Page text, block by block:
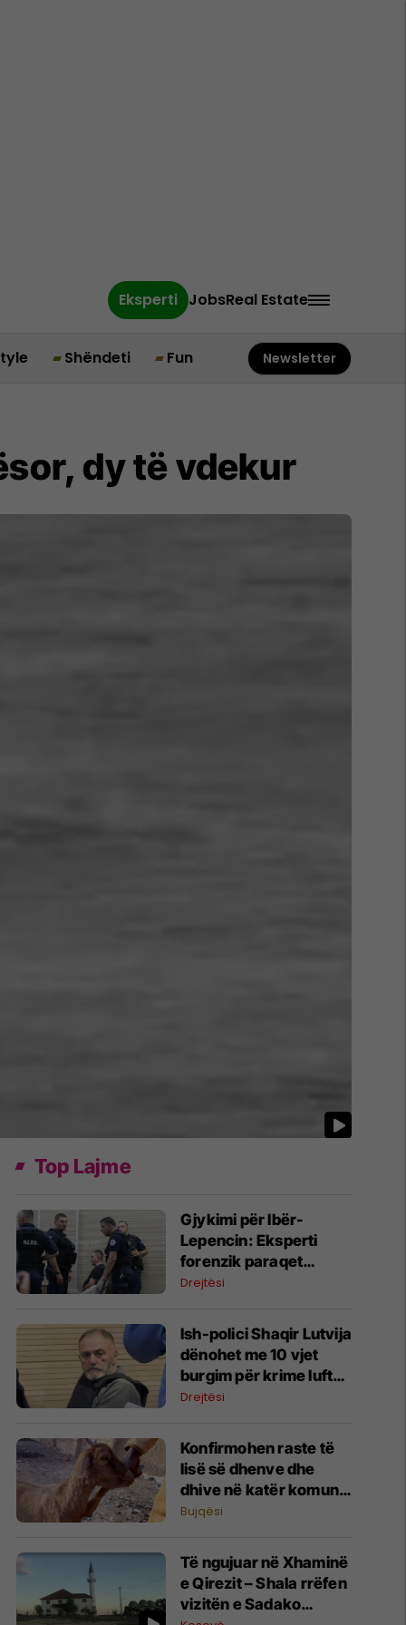
Eksperti JobsReal Estate
Shëndeti Fun Newsletter
dy të vdekur
Top Lajme
​Gjykimi për Ibër-
Lepencin: Eksperti
forenzik paraqet
gjetjet e analizës së
Drejtësi
Ish-polici Shaqir Lutvija
dënohet me 10 vjet
burgim për krime lufte
në Prizren
Drejtësi
Konfirmohen raste të
lisë së dhenve dhe
dhive në katër komuna
- AUV me apel urgjent
Bujqësi
Të ngujuar në Xhaminë
e Qirezit – Shala rrëfen
vizitën e Sadako